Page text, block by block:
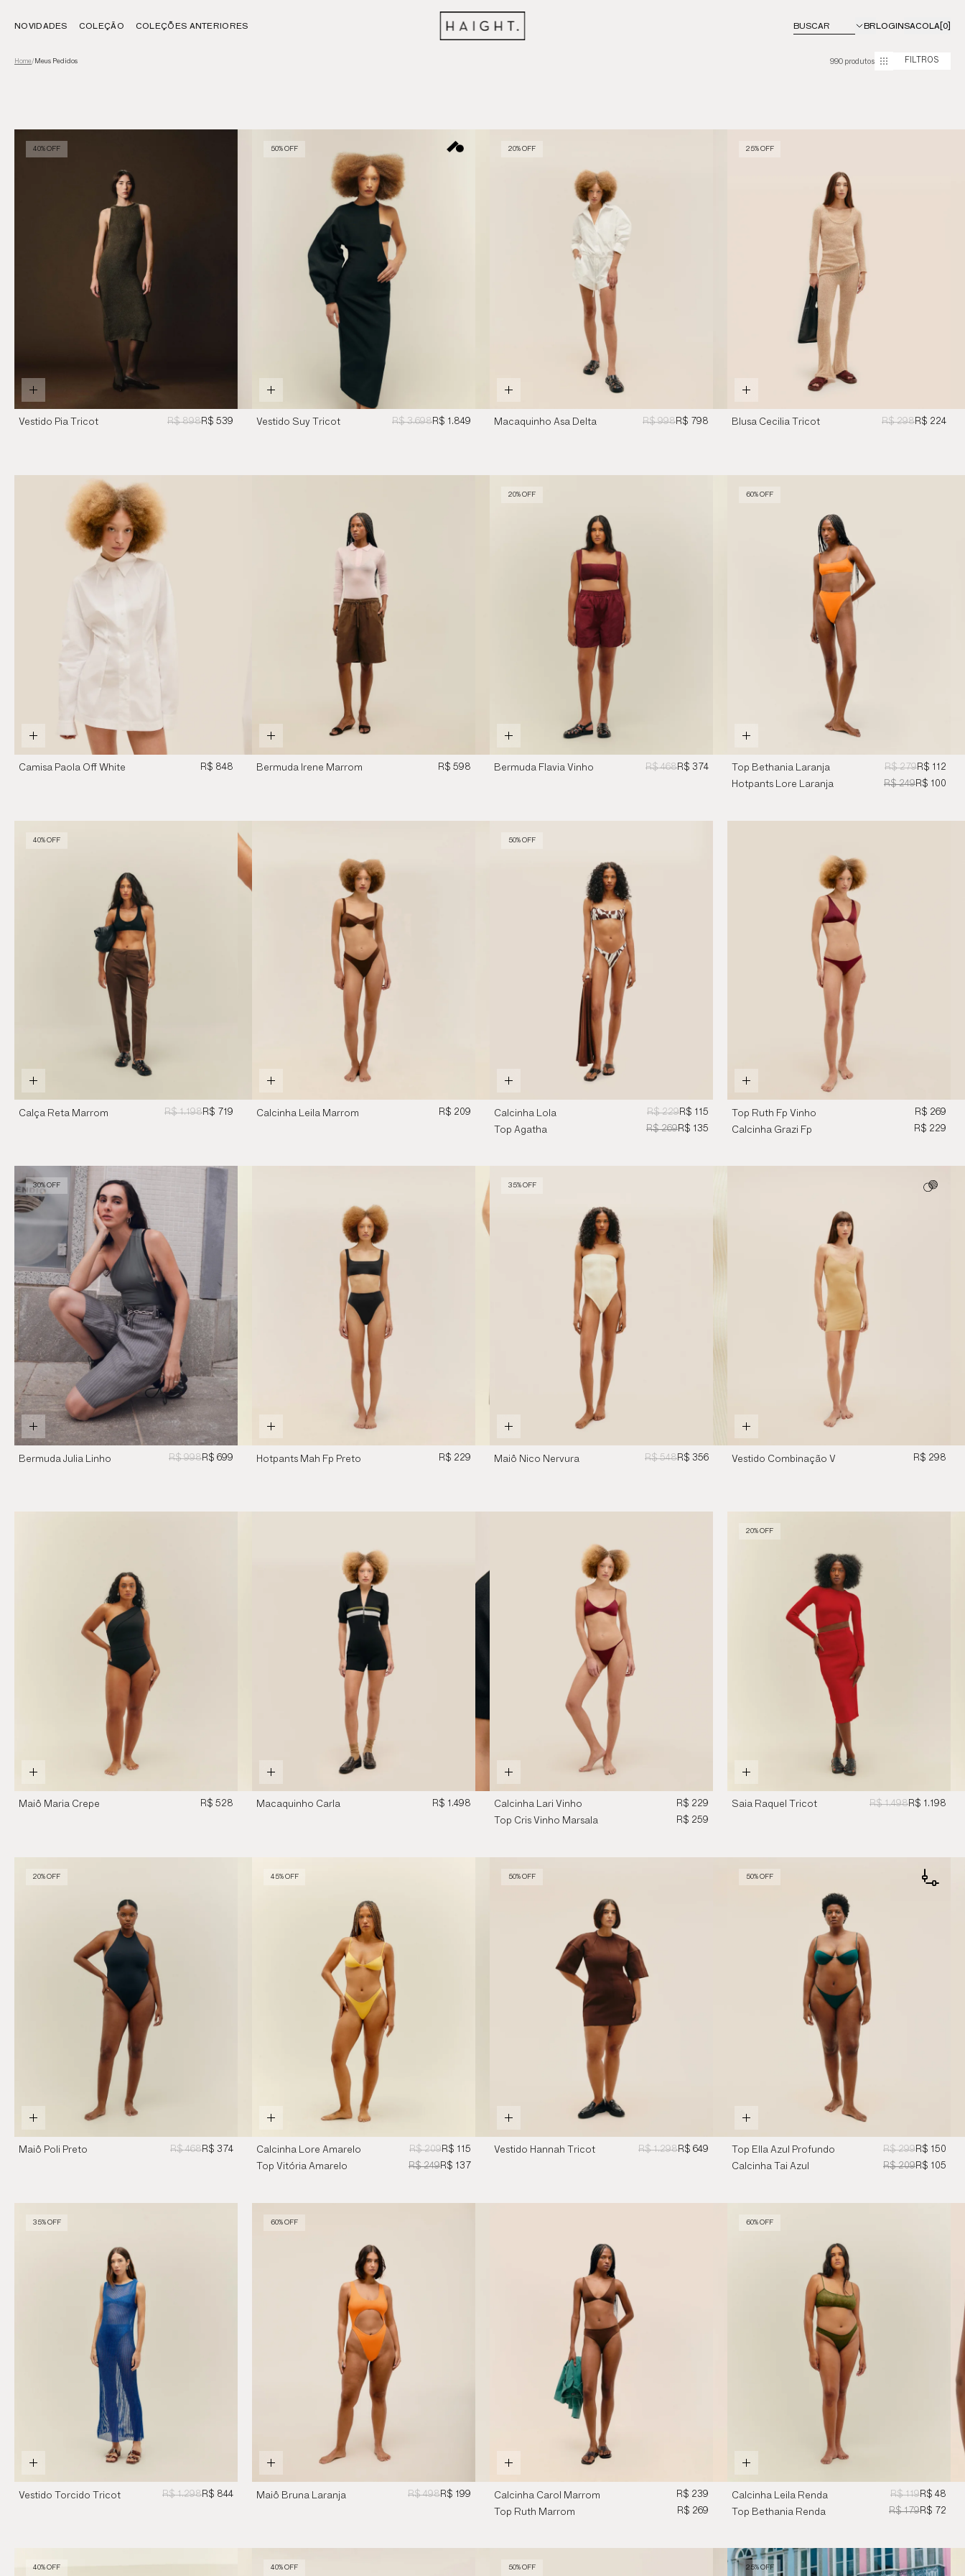
NOVIDADES COLEÇÃO COLEÇÕES ANTERIORES BUSCAR BRLOGINSACOLA[0]
Home / Meus Pedidos 990 produtos FILTROS
Vestido Pia Tricot
40% OFF
R$ 898R$ 539
Vestido Suy Tricot
50% OFF
R$ 3.698R$ 1.849
Macaquinho Asa Delta
20% OFF
R$ 998R$ 798
Blusa Cecilia Tricot
25% OFF
R$ 298R$ 224
Camisa Paola Off White R$ 848
Bermuda Irene Marrom
R$ 598
Bermuda Flavia Vinho
20% OFF
R$ 468R$ 374
Top Bethania Laranja
Mandarina
60% OFF
R$ 279R$ 112
Hotpants Lore Laranja
R$ 249R$ 100
Calça Reta Marrom
40% OFF
R$ 1.198R$ 719
Calcinha Leila Marrom
R$ 209
Calcinha Lola
Estampado Ella
50% OFF
R$ 229R$ 115
Top Agatha
R$ 269R$ 135
Top Ruth Fp Vinho
Marsala
R$ 269
Calcinha Grazi Fp
R$ 229
Bermuda Julia Linho
30% OFF
R$ 998R$ 699 Hotpants Mah Fp Preto R$ 229
Maiô Nico Nervura
35% OFF
R$ 548R$ 356
Vestido Combinação V
R$ 298
Maiô Maria Crepe
R$ 528
Macaquinho Carla
R$ 1.498
Calcinha Lari Vinho
Marsala
R$ 229
Top Cris Vinho Marsala R$ 259
Saia Raquel Tricot
20% OFF
R$ 1.498R$ 1.198
Maiô Poli Preto
20% OFF
R$ 468R$ 374
Calcinha Lore Amarelo
Feixe
45% OFF
R$ 209R$ 115
Top Vitória Amarelo
R$ 249R$ 137
Vestido Hannah Tricot
50% OFF
R$ 1.298R$ 649 Top Ella Azul Profundo
50% OFF
R$ 299R$ 150
Calcinha Tai Azul
R$ 209R$ 105
Vestido Torcido Tricot
35% OFF
R$ 1.298R$ 844
Maiô Bruna Laranja
60% OFF
R$ 498R$ 199
Calcinha Carol Marrom
Brauna
R$ 239
Top Ruth Marrom
R$ 269
Calcinha Leila Renda
Estampa H Verde
60% OFF
R$ 119R$ 48
Top Bethania Renda
R$ 179R$ 72
40% OFF 40% OFF 50% OFF 25% OFF